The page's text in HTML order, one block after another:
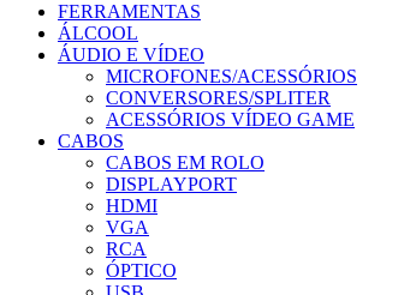
FERRAMENTAS
ÁLCOOL
ÁUDIO E VÍDEO
MICROFONES/ACESSÓRIOS
CONVERSORES/SPLITER
ACESSÓRIOS VÍDEO GAME
CABOS
CABOS EM ROLO
DISPLAYPORT
HDMI
VGA
RCA
ÓPTICO